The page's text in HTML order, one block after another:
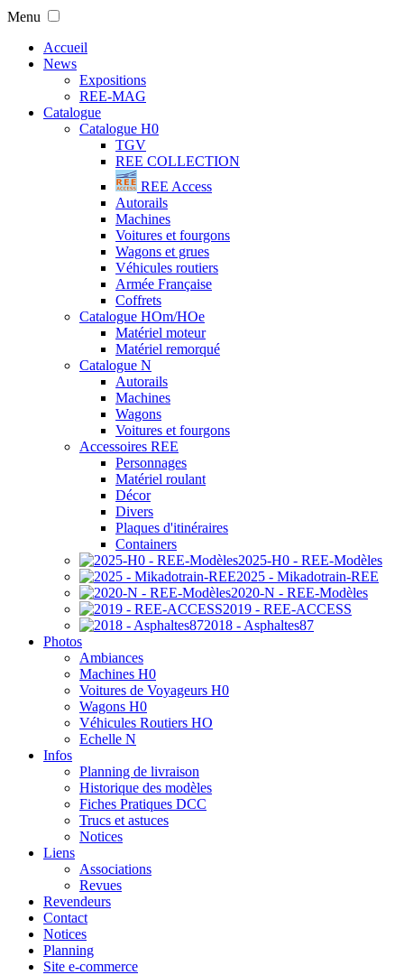
Menu
Accueil
News
Expositions
REE-MAG
Catalogue
Catalogue H0
TGV
REE COLLECTION
REE Access
Autorails
Machines
Voitures et fourgons
Wagons et grues
Véhicules routiers
Armée Française
Coffrets
Catalogue HOm/HOe
Matériel moteur
Matériel remorqué
Catalogue N
Autorails
Machines
Wagons
Voitures et fourgons
Accessoires REE
Personnages
Matériel roulant
Décor
Divers
Plaques d'itinéraires
Containers
2025-H0 - REE-Modèles
2025 - Mikadotrain-REE
2020-N - REE-Modèles
2019 - REE-ACCESS
2018 - Asphaltes87
Photos
Ambiances
Machines H0
Voitures de Voyageurs H0
Wagons H0
Véhicules Routiers HO
Echelle N
Infos
Planning de livraison
Historique des modèles
Fiches Pratiques DCC
Trucs et astuces
Notices
Liens
Associations
Revues
Revendeurs
Contact
Notices
Planning
Site e-commerce